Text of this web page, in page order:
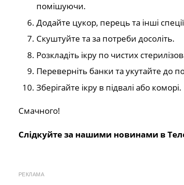
помішуючи.
Додайте цукор, перець та інші
Скуштуйте та за потреби досоліть.
Розкладіть ікру по чистих
Переверніть банки та укутайте до
Зберігайте ікру в підвалі або коморі.
Смачного!
Слідкуйте за нашими новинами в
РЕКЛАМА